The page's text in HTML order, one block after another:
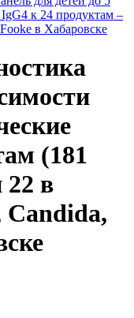
к 24 продуктам –
в Хабаровске
(181
в
Candida,